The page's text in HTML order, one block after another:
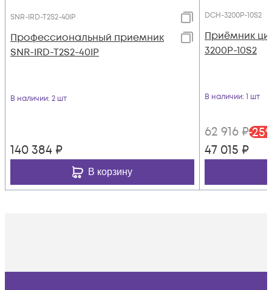
SNR-IRD-T2S2-40IP
Профессиональный приемник
SNR-IRD-T2S2-40IP
В наличии: 2 шт
140 384 ₽
В корзину
DCH-3200P-10S2
Приёмник
3200P-10S2
В наличии: 1 шт
62 916 ₽-25
47 015 ₽